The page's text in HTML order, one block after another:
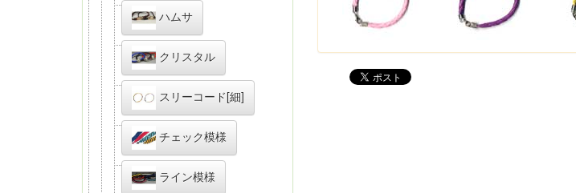
ハムサ
クリスタル
スリーコード[細]
チェック模様
ライン模様